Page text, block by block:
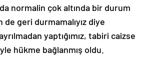
normalin çok altında bir durum
geri durmamalıyız diye
yaptığımız, tabiri caizse
hükme bağlanmış oldu.